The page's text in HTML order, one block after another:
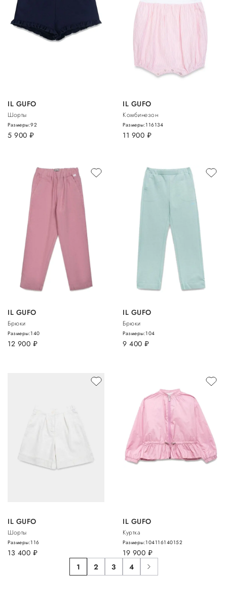
IL GUFO
Шорты
5 900 руб.
Размеры:92
IL GUFO
Комбинезон
11 900 руб.
Размеры:116134
IL GUFO
Брюки
12 900 руб.
Размеры:140
IL GUFO
Брюки
9 400 руб.
Размеры:104
IL GUFO
Шорты
13 400 руб.
Размеры:116
IL GUFO
Куртка
19 900 руб.
Размеры:104116140152
1 2 3 4